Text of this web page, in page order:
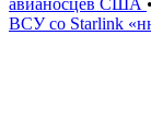
авианосцев США •
ВСУ со Starlink